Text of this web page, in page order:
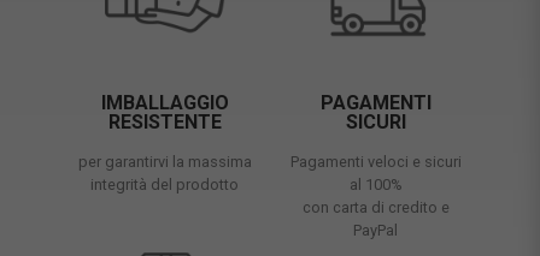
IMBALLAGGIO
RESISTENTE
per garantirvi la massima
integrità del prodotto
PAGAMENTI
SICURI
Pagamenti veloci e sicuri
al 100%
con carta di credito e
PayPal